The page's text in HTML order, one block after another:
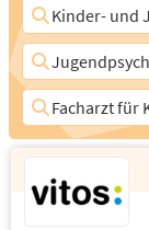
Kinder- und
Facharzt für